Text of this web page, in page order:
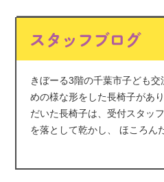
きぼーる3階の千葉市子ども
めの様な形をした長椅子があ
だいた長椅子は、受付スタッ
を落として乾かし、 ほころん